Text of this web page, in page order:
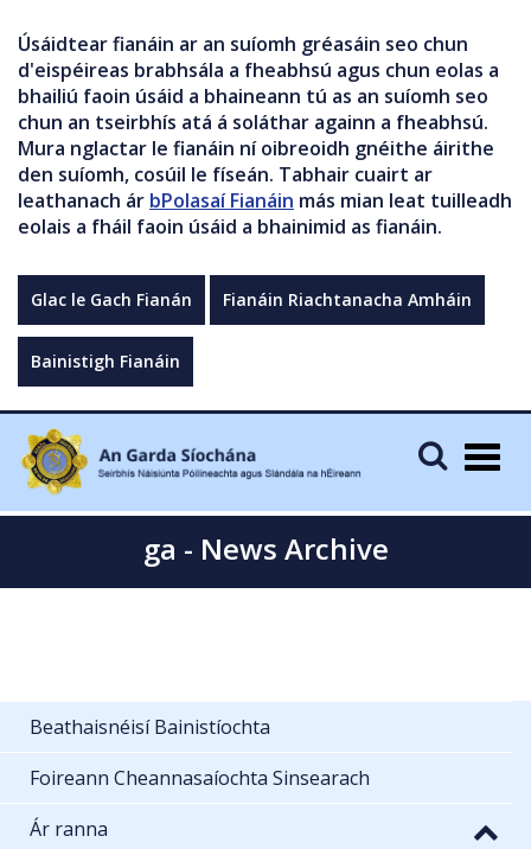
Úsáidtear fianáin ar an suíomh gréasáin seo chun
d'eispéireas brabhsála a fheabhsú agus chun eolas a
bhailiú faoin úsáid a bhaineann tú as an suíomh seo
chun an tseirbhís atá á soláthar againn a fheabhsú.
Mura nglactar le fianáin ní oibreoidh gnéithe áirithe
den suíomh, cosúil le físeán. Tabhair cuairt ar
leathanach ár bPolasaí Fianáin más mian leat tuilleadh
eolais a fháil faoin úsáid a bhainimid as fianáin.
Glac le Gach Fianán Fianáin Riachtanacha Amháin
Bainistigh Fianáin
ga - News Archive
Beathaisnéisí Bainistíochta
Foireann Cheannasaíochta Sinsearach
Ár ranna